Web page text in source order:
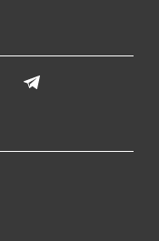
LinkedIn